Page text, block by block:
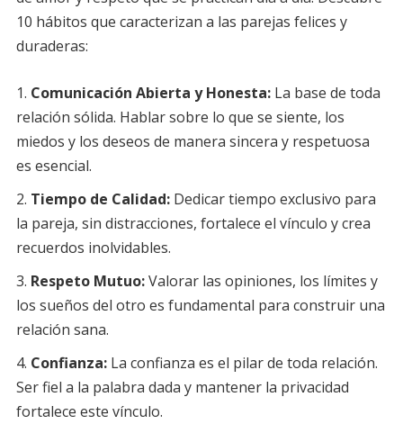
10 hábitos que caracterizan a las parejas felices y
duraderas:
Comunicación Abierta y Honesta:La base de toda
relación sólida. Hablar sobre lo que se siente, los
miedos y los deseos de manera sincera y respetuosa
es esencial.
Tiempo de Calidad:Dedicar tiempo exclusivo para
la pareja, sin distracciones, fortalece el vínculo y crea
recuerdos inolvidables.
Respeto Mutuo:Valorar las opiniones, los límites y
los sueños del otro es fundamental para construir una
relación sana.
Confianza:La confianza es el pilar de toda relación.
Ser fiel a la palabra dada y mantener la privacidad
fortalece este vínculo.